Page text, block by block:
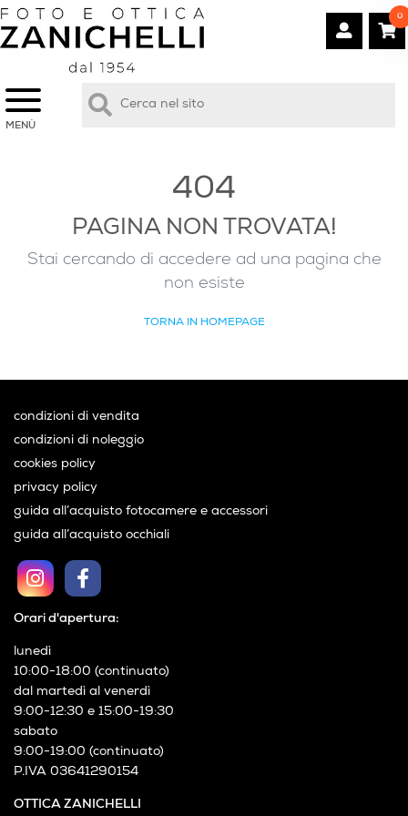
MENÙ
0
404
PAGINA NON TROVATA!
Stai cercando di accedere ad una pagina che
non esiste
TORNA IN HOMEPAGE
OTTICA ZANICHELLI
Orari d'apertura:
lunedì
10:00-18:00 (continuato)
dal martedì al venerdì
9:00-12:30 e 15:00-19:30
sabato
9:00-19:00 (continuato)
P.IVA 03641290154
condizioni di vendita
condizioni di noleggio
cookies policy
privacy policy
guida all’acquisto fotocamere e accessori
guida all’acquisto occhiali